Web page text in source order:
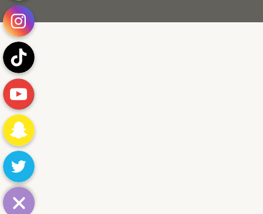
انستقرام
تيك توك
يوتيوب
Snapchat
Twitter